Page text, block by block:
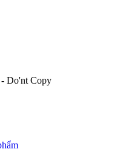
- Do'nt Copy